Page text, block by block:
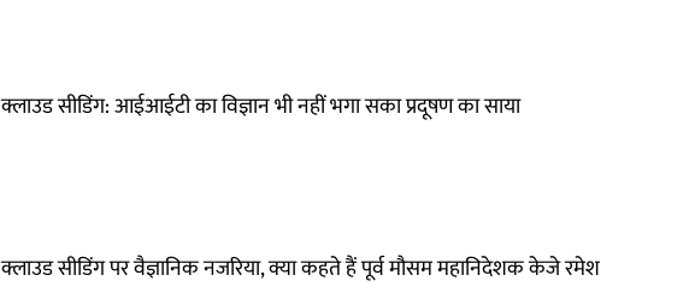
क्लाउड सीडिंग: आईआईटी का विज्ञान भी नहीं भगा सका प्रदूषण का साया
क्लाउड सीडिंग पर वैज्ञानिक नजरिया, क्या कहते हैं पूर्व मौसम महानिदेशक केजे रमेश